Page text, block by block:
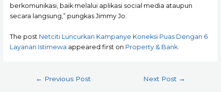
berkomunikasi, baik melalui aplikasi social media ataupun
secara langsung,” pungkas Jimmy Jo.
The post Netciti Luncurkan Kampanye Koneksi Puas Dengan 6
Layanan Istimewa appeared first on Property & Bank.
← Previous Post Next Post →